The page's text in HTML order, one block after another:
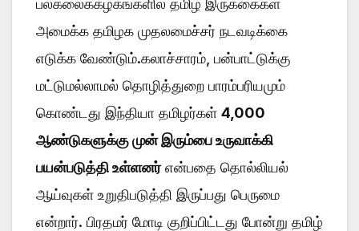
பல்கலைக்கழகங்களில் தமிழ் இருக்கைகள்
அமைக்க தமிழக முதலமைச்சர் நடவடிக்கை
எடுக்க வேண்டும்.கலாச்சாரம், பன்பாட்டுக்கு
மட்டுமல்லாமல் தொழித்துறை பாரம்பரியமும்
கொண்டது இந்தியா தமிழர்கள் 4,000
ஆண்டுகளுக்கு முன் இரும்பை உருவாக்கி
பயன்படுத்தி உள்ளனர்என்பதை தொல்லியல்
ஆய்வுகள் உறுதிபடுத்தி இருப்பது பெருமை
என்றார். பிரதமர் மோடி குறிப்பிட்டது போன்று தமிழ்